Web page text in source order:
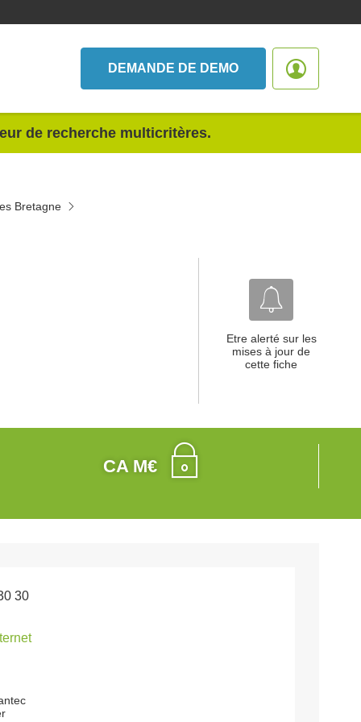
DEMANDE DE DEMO
de recherche multicritères.
Bretagne
Etre alerté sur les
mises à jour de
cette fiche
CA M€
30